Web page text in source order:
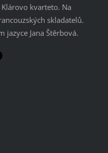
kvarteto. Na
skladatelů.
jazyce Jana Štěrbová.